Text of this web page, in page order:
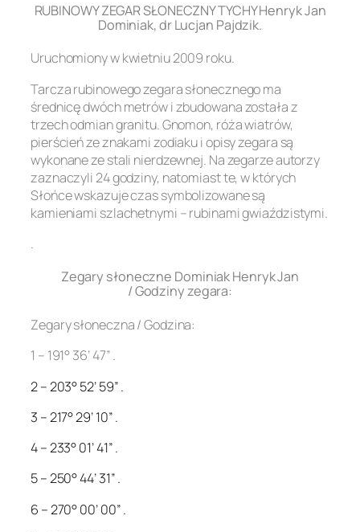
RUBINOWY ZEGAR SŁONECZNY TYCHY Henryk Jan
Dominiak, dr Lucjan Pajdzik.
Uruchomiony w kwietniu 2009 roku.
Tarcza rubinowego zegara słonecznego ma
średnicę dwóch metrów i zbudowana została z
trzech odmian granitu. Gnomon, róża wiatrów,
pierścień ze znakami zodiaku i opisy zegara są
wykonane ze stali nierdzewnej. Na zegarze autorzy
zaznaczyli 24 godziny, natomiast te, w których
Słońce wskazuje czas symbolizowane są
kamieniami szlachetnymi – rubinami gwiaździstymi.
.
Zegary słoneczne Dominiak Henryk Jan
/ Godziny zegara:
Zegary słoneczna / Godzina:
1 – 191° 36’ 47” .
2 – 203° 52’ 59” .
3 – 217° 29’ 10” .
4 – 233° 01’ 41” .
5 – 250° 44’ 31” .
6 – 270° 00’ 00” .